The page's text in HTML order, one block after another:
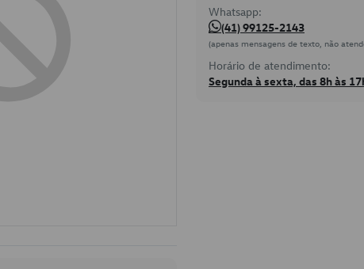
Whatsapp:
(41) 99125-2143
(apenas mensagens de texto, não
Horário de atendimento:
Segunda à sexta, das 8h às